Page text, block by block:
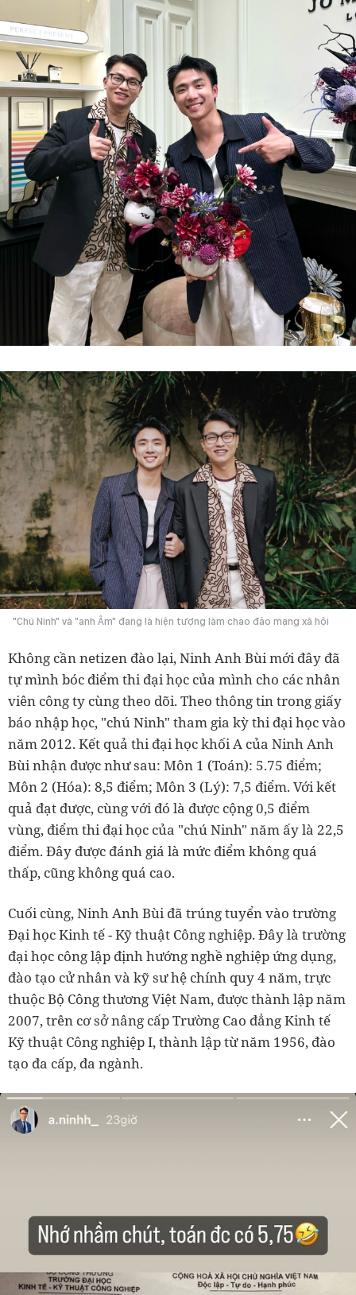
"Chú Ninh" và "anh Âm" đang là hiện tượng làm chao đảo mạng xã hội
Không cần netizen đào lại, Ninh Anh Bùi mới đây đã
tự mình bóc điểm thi đại học của mình cho các nhân
viên công ty cùng theo dõi. Theo thông tin trong giấy
báo nhập học, "chú Ninh" tham gia kỳ thi đại học vào
năm 2012. Kết quả thi đại học khối A của Ninh Anh
Bùi nhận được như sau: Môn 1 (Toán): 5.75 điểm;
Môn 2 (Hóa): 8,5 điểm; Môn 3 (Lý): 7,5 điểm. Với kết
quả đạt được, cùng với đó là được cộng 0,5 điểm
vùng, điểm thi đại học của "chú Ninh" năm ấy là 22,5
điểm. Đây được đánh giá là mức điểm không quá
thấp, cũng không quá cao.
Cuối cùng, Ninh Anh Bùi đã trúng tuyển vào trường
Đại học Kinh tế - Kỹ thuật Công nghiệp. Đây là trường
đại học công lập định hướng nghề nghiệp ứng dụng,
đào tạo cử nhân và kỹ sư hệ chính quy 4 năm, trực
thuộc Bộ Công thương Việt Nam, được thành lập năm
2007, trên cơ sở nâng cấp Trường Cao đẳng Kinh tế
Kỹ thuật Công nghiệp I, thành lập từ năm 1956, đào
tạo đa cấp, đa ngành.